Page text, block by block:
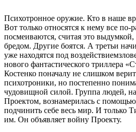
Психотронное оружие. Кто в наше
Вот только относятся к нему все по-
посмеиваются, считая это
бредом. Другие боятся. А третьи
уже находятся под
нового фантастического триллера
Костенко поначалу не слишком
психотроники, но постепенно
чудовищной силой. Группа людей,
Проектом, вознамерилась с
подчинить себе весь мир. И только
им. Он объявляет войну Проекту.